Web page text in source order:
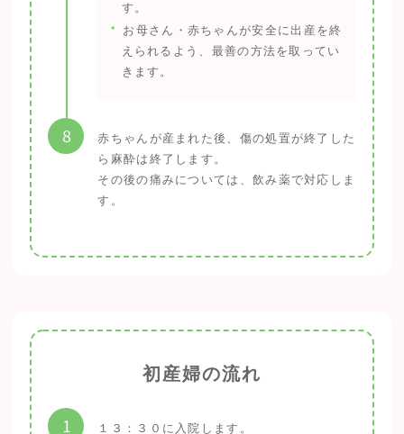
す。
・
お母さん・赤ちゃんが安全に出産を終
えられるよう、最善の方法を取ってい
きます。
8
赤ちゃんが産まれた後、傷の処置が終了した
ら麻酔は終了します。
その後の痛みについては、飲み薬で対応しま
す。
初産婦の流れ
1 １３：３０に入院します。